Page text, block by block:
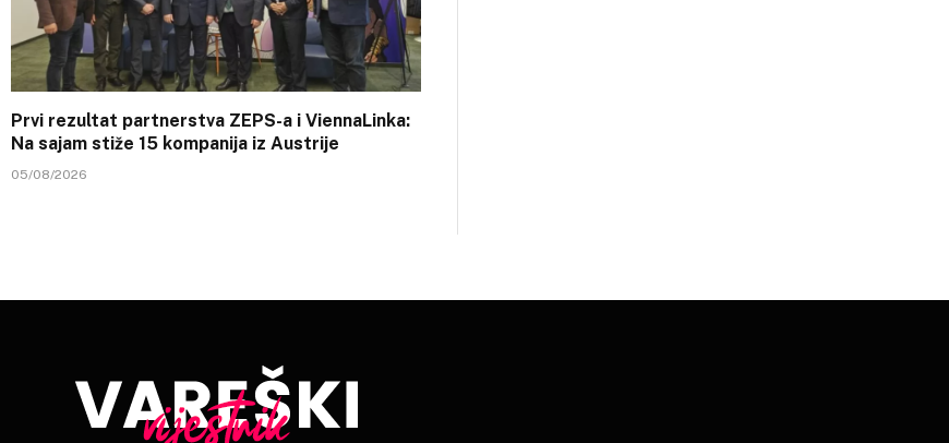
Prvi rezultat partnerstva ZEPS-a i ViennaLinka:
Na sajam stiže 15 kompanija iz Austrije
05/08/2026